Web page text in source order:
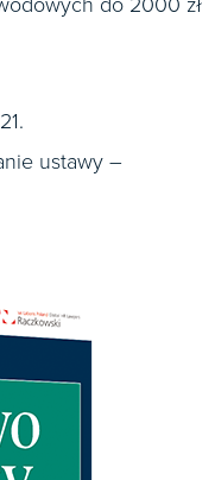
do 2000 zł
ustawy –